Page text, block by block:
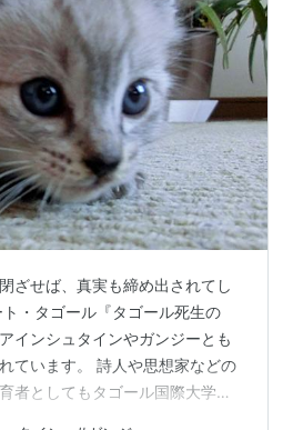
ざせば、真実も締め出されてし
・タゴール『タゴール死生の
インシュタインやガンジーとも
ています。 詩人や思想家などの
者としてもタゴール国際大学の